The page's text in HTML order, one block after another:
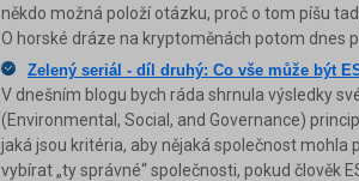
někdo možná položí otázku, proč o tom píšu
O horské dráze na kryptoměnách potom dnes
Zelený seriál - díl druhý: Co vše může být
V dnešním blogu bych ráda shrnula výsledky
(Environmental, Social, and Governance)
jaká jsou kritéria, aby nějaká společnost mohla
vybírat „ty správné“ společnosti, pokud člověk